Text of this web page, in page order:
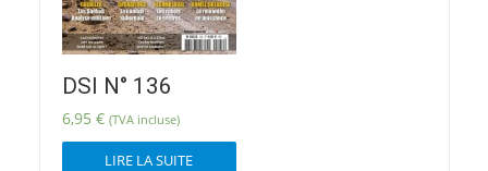
DSI N° 136
6,95 € (TVA incluse)
LIRE LA SUITE